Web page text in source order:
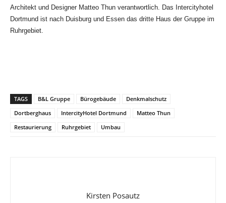
Architekt und Designer Matteo Thun verantwortlich. Das Intercityhotel
Dortmund ist nach Duisburg und Essen das dritte Haus der Gruppe im
Ruhrgebiet.
TAGS B&L Gruppe Bürogebäude
Denkmalschutz
Dortberghaus
IntercityHotel Dortmund
Matteo Thun
Restaurierung
Ruhrgebiet Umbau
Kirsten Posautz